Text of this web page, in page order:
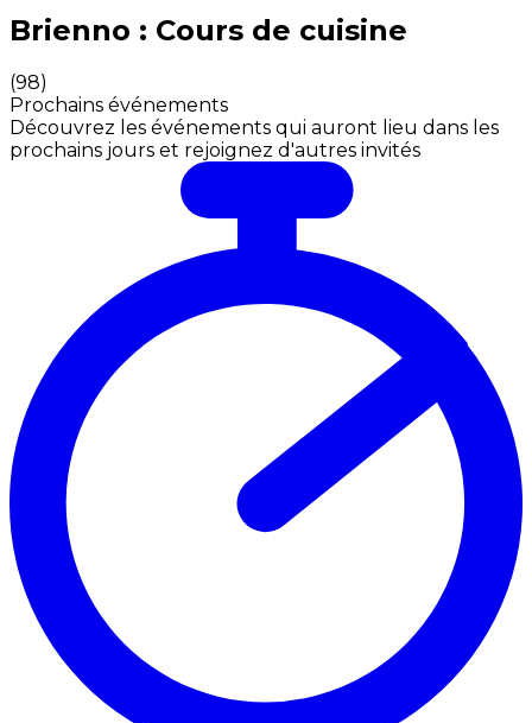
Expériences culinaires inoubliables : Expériences
Brienno : Cours de cuisine
(98)
Prochains événements
Découvrez les événements qui auront lieu dans les
prochains jours et rejoignez d'autres invités